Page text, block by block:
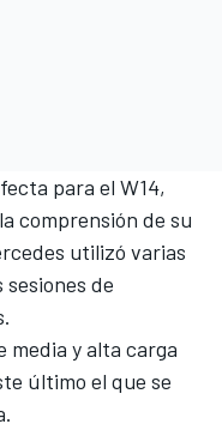
para el W14,
comprensión de su
utilizó varias
de
media y alta carga
último el que se